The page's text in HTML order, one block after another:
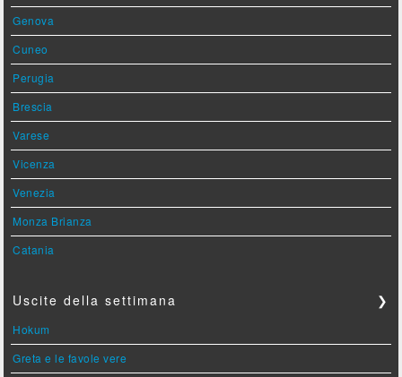
Genova
Cuneo
Perugia
Brescia
Varese
Vicenza
Venezia
Monza Brianza
Catania
Uscite della settimana ❯
Hokum
Greta e le favole vere